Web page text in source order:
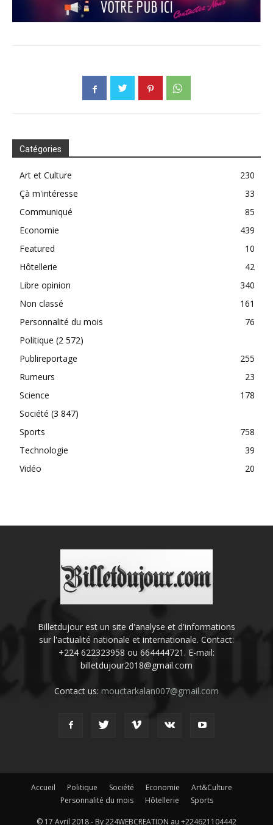
Catégories
Art et Culture
230
Çà m'intéresse
33
Communiqué
85
Economie
439
Featured
10
Hôtellerie
42
Libre opinion
340
Non classé
161
Personnalité du mois
76
Politique (2 572)
Publireportage
255
Rumeurs
23
Science
178
Société (3 847)
Sports
758
Technologie
39
Vidéo
20
Billetdujour est un site d'analyse et d'informations
sur l'actualité nationale et internationale. Contact:
+224 622323958 ou 664444721. E-mail:
billetdujour2018@gmail.com
Contact us: mouctarkalan007@gmail.com
Accueil Politique Société Economie
Art&Culture
Personnalité du mois
Hôtellerie Sports
© 17 Avril 2018 - By 224WEBCREATION au +224621104442